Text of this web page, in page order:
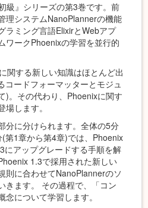
級』シリーズの第3巻です。前
理システムNanoPlannerの機能
ラミング言語ElixirとWebアプ
ワークPhoenixの学習を並行的
関する新しい知識はほとんど出
コードフォーマッターとモジュ
)。その代わり、Phoenixに関す
します。
分に分けられます。全体の5分
第1章から第4章)では、Phoenix
にアップグレードする手順を解
1.3で採用された新しい
則に合わせてNanoPlannerのソ
きます。 その過程で、「コン
について学習します。